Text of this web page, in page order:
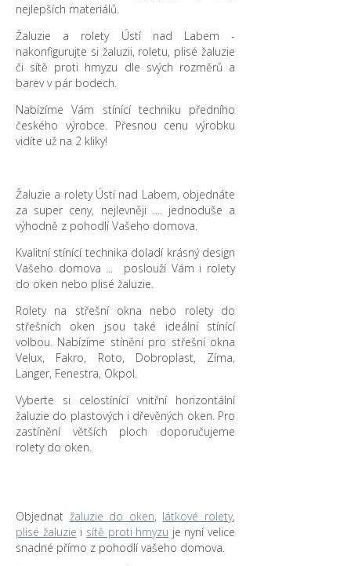
nejlepších materiálů.
Žaluzie a rolety Ústí nad Labem -
nakonfigurujte si žaluzii, roletu, plisé žaluzie
či sítě proti hmyzu dle svých rozměrů a
barev v pár bodech.
Nabízíme Vám stínící techniku předního
českého výrobce. Přesnou cenu výrobku
vidíte už na 2 kliky!
Žaluzie a rolety Ústí nad Labem, objednáte
za super ceny, nejlevněji .... jednoduše a
výhodně z pohodlí Vašeho domova.
Kvalitní stínící technika doladí krásný design
Vašeho domova ... poslouží Vám i rolety
do oken nebo plisé žaluzie.
Rolety na střešní okna nebo rolety do
střešních oken jsou také ideální stínící
volbou. Nabízíme stínění pro střešní okna
Velux, Fakro, Roto, Dobroplast, Zíma,
Langer, Fenestra, Okpol.
Vyberte si celostínící vnitřní horizontální
žaluzie do plastových i dřevěných oken. Pro
zastínění větších ploch doporučujeme
rolety do oken.
Objednat žaluzie do oken, látkové rolety,
plisé žaluzie i sítě proti hmyzu je nyní velice
snadné přímo z pohodlí vašeho domova.